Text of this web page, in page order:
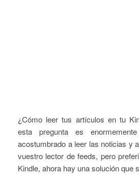
¿Cómo leer tus artículos en tu
esta pregunta es
acostumbrado a leer las noticias y
vuestro lector de feeds, pero
Kindle, ahora hay una solución que